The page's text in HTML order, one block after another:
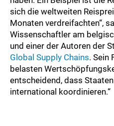
sich die weltweiten
Monaten verdreifachten“,
Wissenschaftler am
und einer der Autoren der
Global Supply Chains. Sein
belasten
entscheidend, dass
international koordinieren.“